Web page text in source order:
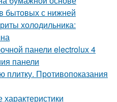
бытовых с нижней
холодильника:
панели electrolux 4
панели
плитку. Противопоказания